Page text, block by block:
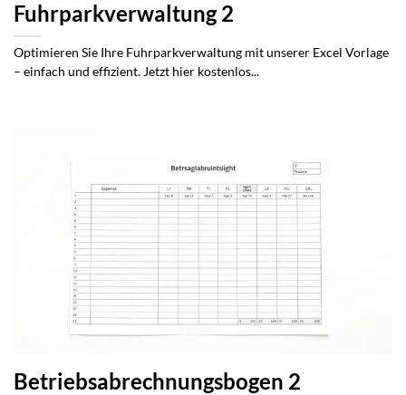
Fuhrparkverwaltung 2
Optimieren Sie Ihre Fuhrparkverwaltung mit unserer Excel Vorlage
– einfach und effizient. Jetzt hier kostenlos...
Betriebsabrechnungsbogen 2